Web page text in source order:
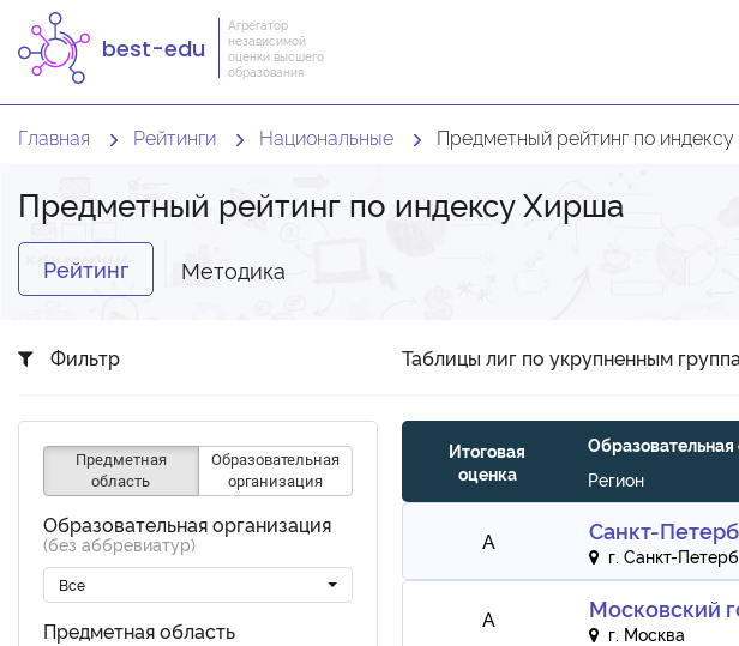
best-edu
Агрегатор
независимой
оценки высшего
образования
Главная Рейтинги Национальные Предметный рейтинг по
Предметный рейтинг по индексу Хирша
Рейтинг Методика
Фильтр Таблицы лиг по укрупненным
Предметная
область
Образовательная
организация
Образовательная организация
(без аббревиатур)
Все
Предметная область
Итоговая
оценка
Образовательная
Регион
A Санкт-
г. Санкт-
A Московский
г. Москва